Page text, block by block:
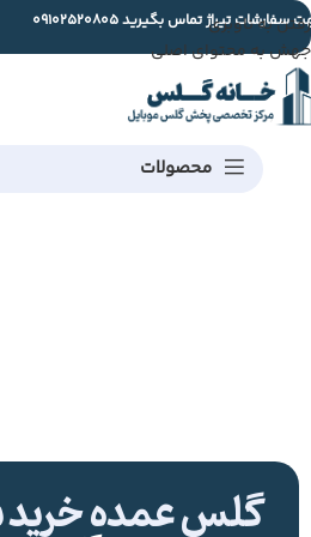
رفتن به ناوبری
جهش به محتوای اصلی
09102520805سفارشات تیراژ تماس بگیرید
محصولات
گلس عمده خرید